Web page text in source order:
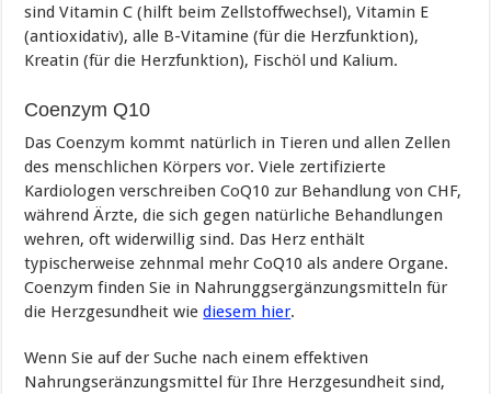
sind Vitamin C (hilft beim Zellstoffwechsel), Vitamin E
(antioxidativ), alle B-Vitamine (für die Herzfunktion),
Kreatin (für die Herzfunktion), Fischöl und Kalium.
Coenzym Q10
Das Coenzym kommt natürlich in Tieren und allen Zellen
des menschlichen Körpers vor. Viele zertifizierte
Kardiologen verschreiben CoQ10 zur Behandlung von CHF,
während Ärzte, die sich gegen natürliche Behandlungen
wehren, oft widerwillig sind. Das Herz enthält
typischerweise zehnmal mehr CoQ10 als andere Organe.
Coenzym finden Sie in Nahrunggsergänzungsmitteln für
die Herzgesundheit wiediesem hier.
Wenn Sie auf der Suche nach einem effektiven
Nahrungseränzungsmittel für Ihre Herzgesundheit sind,